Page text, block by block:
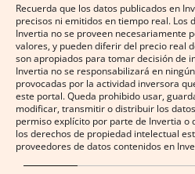
Recuerda que los datos publicados en
precisos ni emitidos en tiempo real. Los
Invertia no se proveen necesariamente
valores, y pueden diferir del precio real
son apropiados para tomar decisión de
Invertia no se responsabilizará en
provocadas por la actividad inversora
este portal. Queda prohibido usar,
modificar, transmitir o distribuir los
permiso explícito por parte de Invertia o
los derechos de propiedad intelectual
proveedores de datos contenidos en